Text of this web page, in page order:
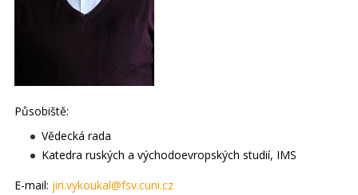
Působiště:
Vědecká rada
Katedra ruských a východoevropských studií, IMS
E-mail: jiri.vykoukal@fsv.cuni.cz